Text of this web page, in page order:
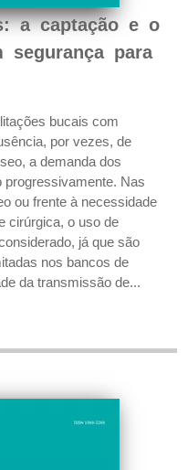
a captação e o
segurança para
bucais com
por vezes, de
a demanda dos
Nas
ou frente à necessidade
cirúrgica, o uso de
já que são
nos bancos de
da transmissão de...